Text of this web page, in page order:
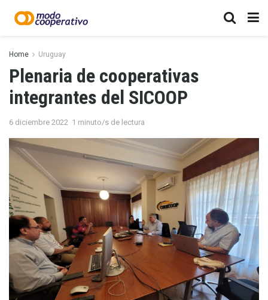
Home Uruguay
Plenaria de cooperativas
integrantes del SICOOP
6 diciembre 2022 1 minuto/s de lectura